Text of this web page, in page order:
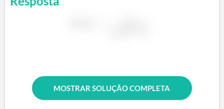
MOSTRAR SOLUÇÃO COMPLETA